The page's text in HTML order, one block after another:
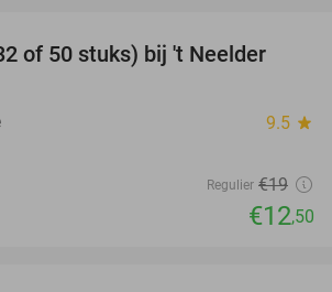
34%
of 50 stuks) bij 't Neelder
9.5 star
Regulier €19
€12,50